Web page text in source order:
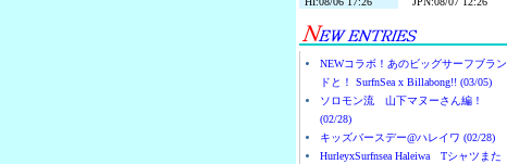
NEWコラボ！あのビッグサーフブラン
ドと！ SurfnSea x Billabong!! (03/05)
ソロモン流 山下マヌーさん編！
(02/28)
キッズバースデー@ハレイワ (02/28)
HurleyxSurfnsea Haleiwa Tシャツまた